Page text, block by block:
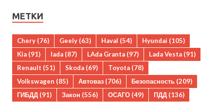
МЕТКИ
Chery (76) Geely (63) Haval (54) Hyundai (105)
Kia (91) lada (87) LAda Granta (97) Lada Vesta (91)
Renault (51) Skoda (69) Toyota (78)
Volkswagen (85) Автоваз (706) Безопасность (209)
ГИБДД (91) Закон (556) ОСАГО (49) ПДД (136)